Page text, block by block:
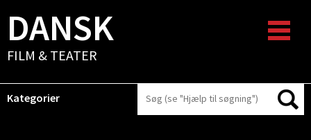
DANSK
FILM & TEATER
Kategorier